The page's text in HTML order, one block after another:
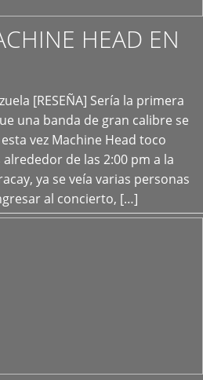
HEAD EN
[RESEÑA] Sería la primera
una banda de gran calibre se
vez Machine Head toco
de las 2:00 pm a la
ya se veía varias personas
al concierto, […]
+